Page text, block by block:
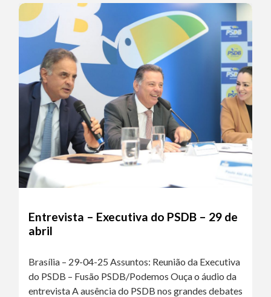
Entrevista – Executiva do PSDB – 29 de
abril
Brasília – 29-04-25 Assuntos: Reunião da Executiva
do PSDB – Fusão PSDB/Podemos Ouça o áudio da
entrevista A ausência do PSDB nos grandes debates